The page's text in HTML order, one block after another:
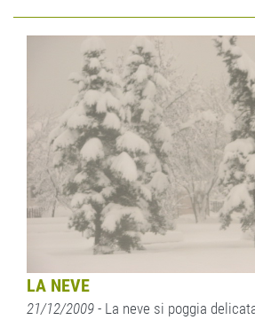
LA NEVE
21/12/2009 - La neve si poggia